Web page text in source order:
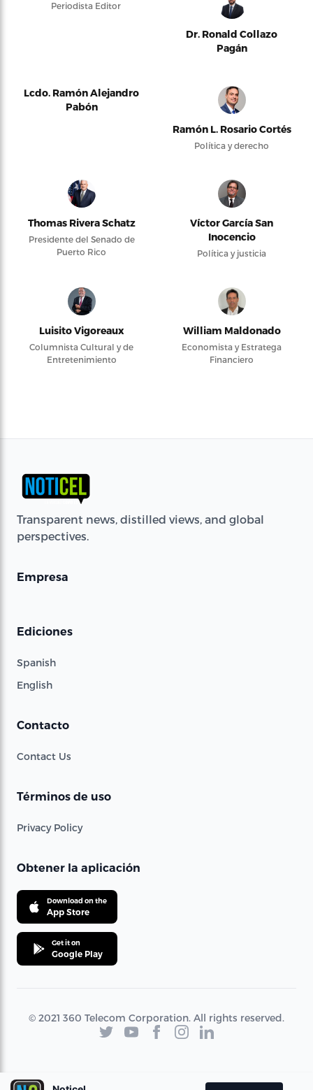
Periodista Editor
Dr. Ronald Collazo
Pagán
Lcdo. Ramón Alejandro
Pabón
Ramón L. Rosario Cortés
Política y derecho
Thomas Rivera Schatz
Presidente del Senado de
Puerto Rico
Víctor García San
Inocencio
Política y justicia
Luisito Vigoreaux
Columnista Cultural y de
Entretenimiento
William Maldonado
Economista y Estratega
Financiero
Transparent news, distilled views, and global
perspectives.
Empresa
Ediciones
Spanish
English
Contacto
Contact Us
Términos de uso
Privacy Policy
Obtener la aplicación
Download on the
App Store
Get it on
Google Play
© 2021 360 Telecom Corporation. All rights reserved.